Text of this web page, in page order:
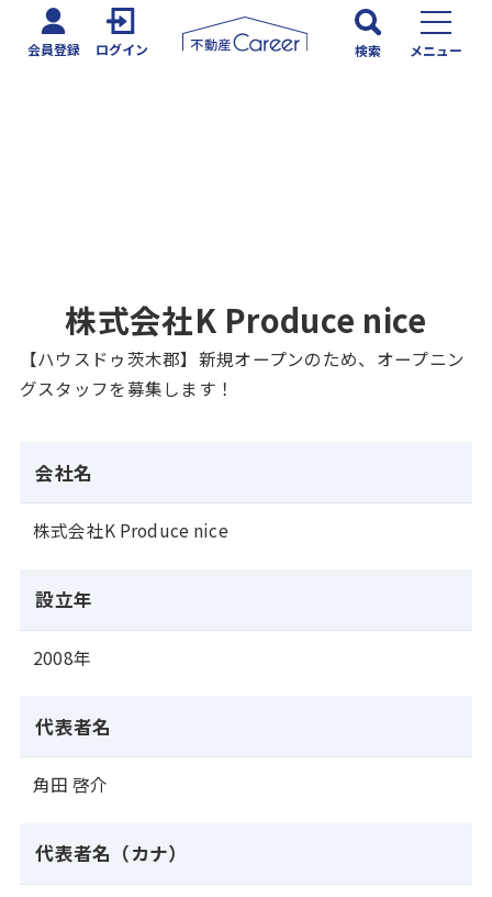
会員登録 ログイン 検索 メニュー
株式会社K Produce nice
【ハウスドゥ茨木郡】新規オープンのため、オープニン
グスタッフを募集します！
会社名
株式会社K Produce nice
設立年
2008年
代表者名
角田 啓介
代表者名（カナ）